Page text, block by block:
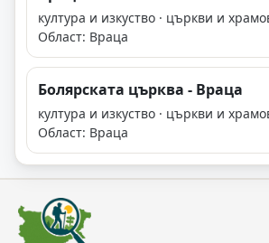
култура и изкуство · църкви и
Област: Враца
Болярската църква - Враца
култура и изкуство · църкви и
Област: Враца